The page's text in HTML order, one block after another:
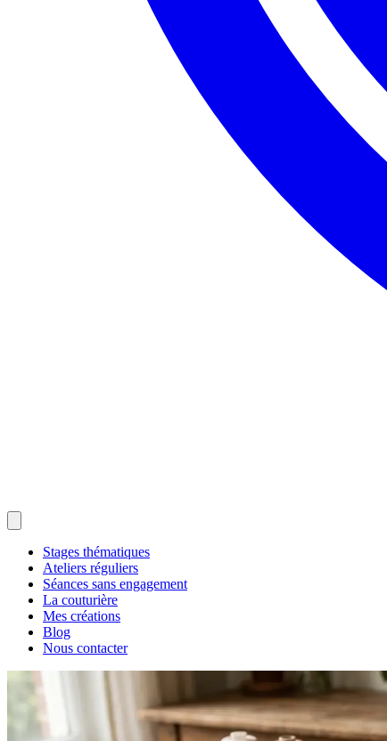
Stages thématiques
Ateliers réguliers
Séances sans engagement
La couturière
Mes créations
Blog
Nous contacter